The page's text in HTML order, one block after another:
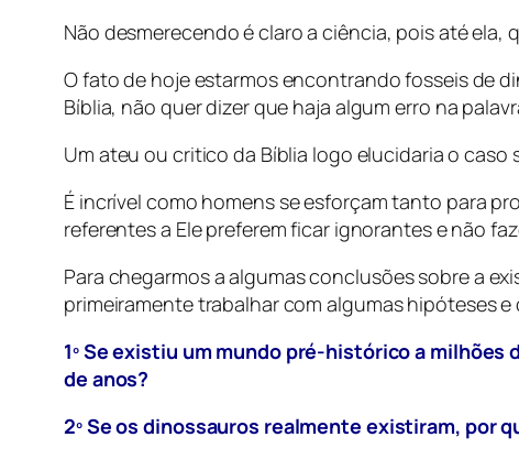
Não desmerecendo é claro a ciência, pois até ela,
O fato de hoje estarmos encontrando fosseis de
Bíblia, não quer dizer que haja algum erro na
Um ateu ou critico da Bíblia logo elucidaria o caso
É incrível como homens se esforçam tanto para
referentes a Ele preferem ficar ignorantes e não
Para chegarmos a algumas conclusões sobre a
primeiramente trabalhar com algumas hipóteses
1º Se existiu um mundo pré-histórico a
de anos?
2º Se os dinossauros realmente existiram, por